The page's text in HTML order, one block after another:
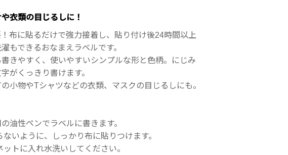
パッチワーク・キルト
糸の手芸
刺しゅう
チワーク・キルト
おなまえつけグッズ ペーパークラフト
衣類の目じるしに！
布に貼るだけで強力接着し、貼り付け後24時間以上
もできるおなまえラベルです。
きやすく、使いやすいシンプルな形と色柄。にじみ
がくっきり書けます。
小物やTシャツなどの衣類、マスクの目じるしにも。
油性ペンでラベルに書きます。
ないように、しっかり布に貼りつけます。
ットに入れ水洗いしてください。